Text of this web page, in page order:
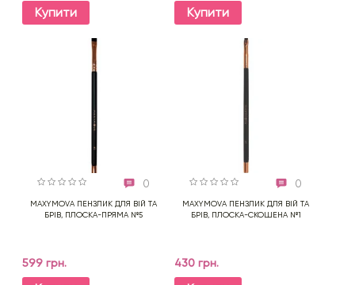
Купити Купити
0
MAXYMOVA ПЕНЗЛИК ДЛЯ ВІЙ ТА
БРІВ, ПЛОСКА-ПРЯМА №5
599 грн.
0
MAXYMOVA ПЕНЗЛИК ДЛЯ ВІЙ ТА
БРІВ, ПЛОСКА-СКОШЕНА №1
430 грн.